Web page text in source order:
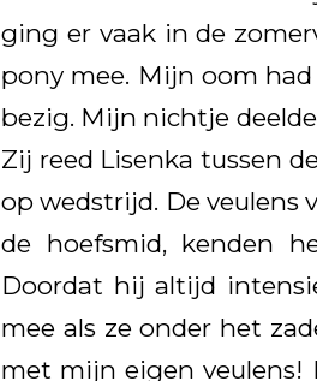
ging er vaak in de
pony mee. Mijn oom
bezig. Mijn nichtje
Zij reed Lisenka tussen
op wedstrijd. De veulens
de hoefsmid, kenden
Doordat hij altijd
mee als ze onder het
met mijn eigen